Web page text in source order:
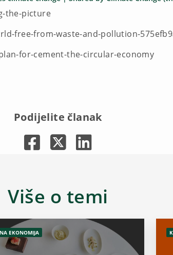
the-picture
free-from-waste-and-pollution-
for-cement-the-circular-economy
Podijelite članak
Više o temi
EKONOMIJA